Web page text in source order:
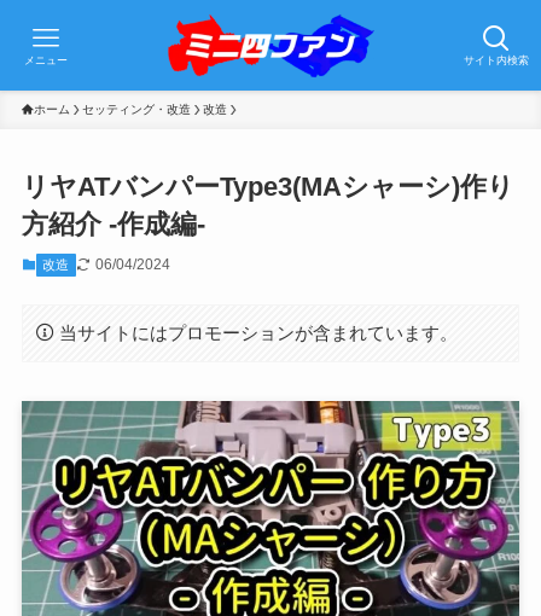
サイト内検索
メニュー
ホーム セッティング・改造 改造
リヤATバンパーType3(MAシャーシ)作り
方紹介 -作成編-
改造 06/04/2024
当サイトにはプロモーションが含まれています。